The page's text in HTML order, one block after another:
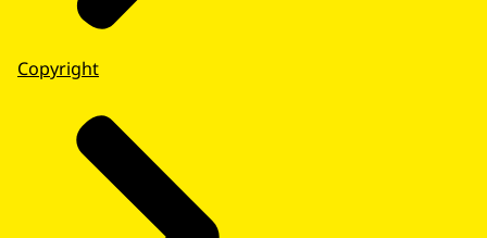
Copyright